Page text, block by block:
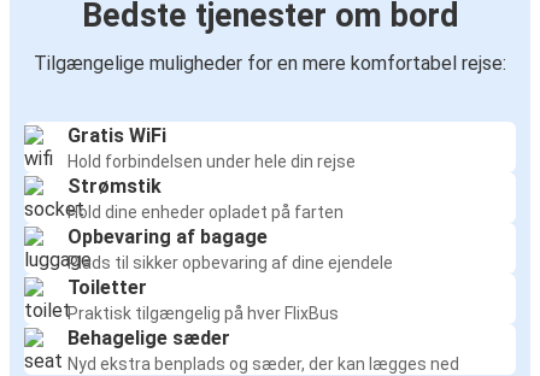
Bedste tjenester om bord
Tilgængelige muligheder for en mere komfortabel rejse:
Gratis WiFi
Hold forbindelsen under hele din rejse
Strømstik
Hold dine enheder opladet på farten
Opbevaring af bagage
Plads til sikker opbevaring af dine ejendele
Toiletter
Praktisk tilgængelig på hver FlixBus
Behagelige sæder
Nyd ekstra benplads og sæder, der kan lægges ned